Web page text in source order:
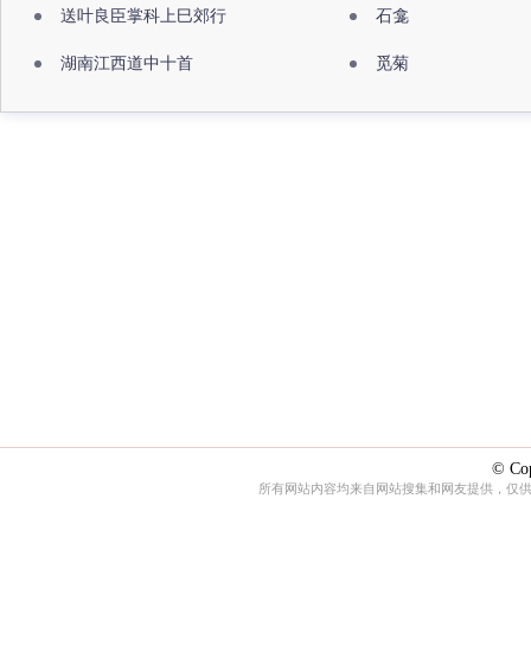
送叶良臣掌科上巳郊行 石龛
湖南江西道中十首 觅菊
©
所有网站内容均来自网站搜集和网友提供，仅